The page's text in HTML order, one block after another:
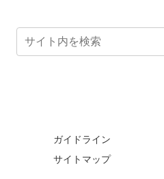
ガイドライン
サイトマップ